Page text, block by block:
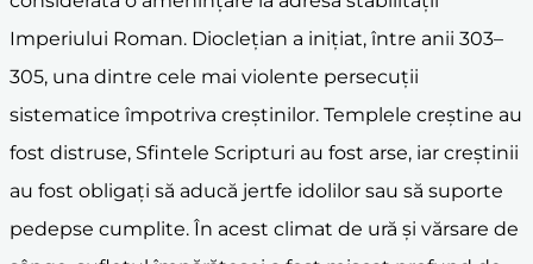
Imperiului Roman. Dioclețian a inițiat, între anii 303–
305, una dintre cele mai violente persecuții
sistematice împotriva creștinilor. Templele creștine au
fost distruse, Sfintele Scripturi au fost arse, iar creștinii
au fost obligați să aducă jertfe idolilor sau să suporte
pedepse cumplite. În acest climat de ură și vărsare de